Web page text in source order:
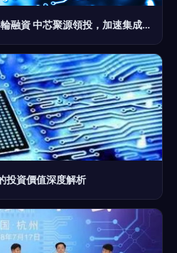
EDA企業行芯完成超億元B輪融資 中芯聚源領投，加速集成電路芯片設計及服務
投資價值深度解析